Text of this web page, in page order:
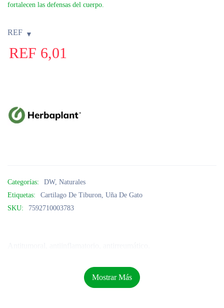
fortalecen las defensas del cuerpo.
REF
REF 6,01
Categorías: DW, Naturales
Etiquetas:
Cartilago De Tiburon Uña De Gato
SKU:
7592710003783
Mostrar Más